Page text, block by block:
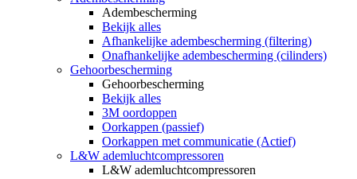
Adembescherming
Bekijk alles
Afhankelijke adembescherming (filtering)
Onafhankelijke adembescherming (cilinders)
Gehoorbescherming
Gehoorbescherming
Bekijk alles
3M oordoppen
Oorkappen (passief)
Oorkappen met communicatie (Actief)
L&W ademluchtcompressoren
L&W ademluchtcompressoren